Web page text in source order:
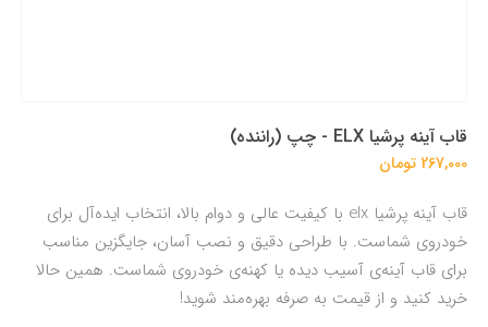
قاب آینه پرشیا ELX - چپ (راننده)
267,000 تومان
قاب آینه پرشیا elx با کیفیت عالی و دوام بالا، انتخاب ایده‌آل برای
خودروی شماست. با طراحی دقیق و نصب آسان، جایگزین مناسب
برای قاب آینه‌ی آسیب دیده یا کهنه‌ی خودروی شماست. همین حالا
خرید کنید و از قیمت به صرفه بهره‌مند شوید!